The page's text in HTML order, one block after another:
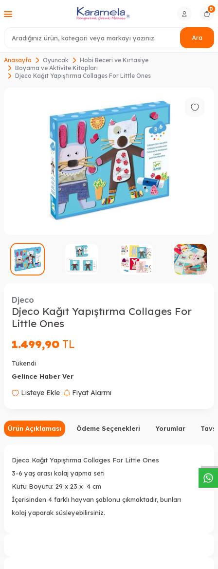
Ara
0
Anasayfa Oyuncak
Hobi Beceri ve Kırtasiye
Boyama ve Aktivite Kitapları
Djeco Kağıt Yapıştırma Collages For Little Ones
Djeco
Djeco Kağıt Yapıştırma Collages For
Little Ones
1.499,90 TL
Tükendi
Gelince Haber Ver
Listeye Ekle Fiyat Alarmı
Ürün Açıklaması Ödeme Seçenekleri Yorumlar
Djeco Kağıt Yapıştırma Collages For Little Ones
3-6 yaş arası kolaj yapma seti
Kutu Boyutu: 29 x 23 x 4 cm
İçerisinden 4 farklı hayvan şablonu çıkmaktadır, bunları
kolaj yaparak süsleyebilirsiniz.